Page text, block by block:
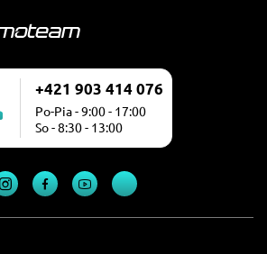
+421 903 414 076
Po-Pia - 9:00 - 17:00
So - 8:30 - 13:00